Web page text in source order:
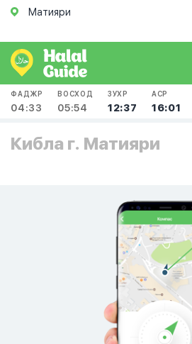
Матияри
ФАДЖР
04:33
ВОСХОД
05:54
ЗУХР
12:37
АСР
16:01
Кибла г. Матияри